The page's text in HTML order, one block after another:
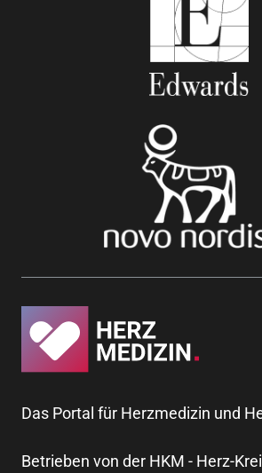
Das Portal für Herzmedizin und
Betrieben von der HKM - Herz-